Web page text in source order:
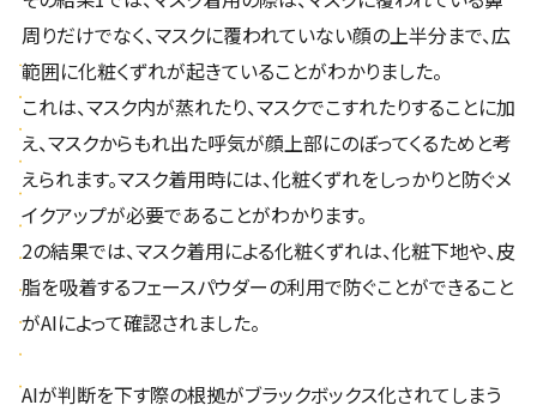
周りだけでなく、マスクに覆われていない顔の上半分まで、広
範囲に化粧くずれが起きていることがわかりました。
これは、マスク内が蒸れたり、マスクでこすれたりすることに加
え、マスクからもれ出た呼気が顔上部にのぼってくるためと考
えられます。マスク着用時には、化粧くずれをしっかりと防ぐメ
イクアップが必要であることがわかります。
2の結果では、マスク着用による化粧くずれは、化粧下地や、皮
脂を吸着するフェースパウダーの利用で防ぐことができること
がAIによって確認されました。
AIが判断を下す際の根拠がブラックボックス化されてしまう